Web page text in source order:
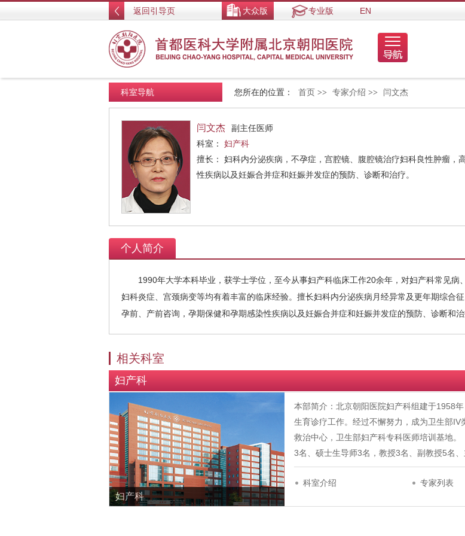
返回引导页 大众版 专业版 EN
您所在的位置： 首页 >> 专家介绍 >> 闫文杰
科室导航
闫文杰
副主任医师
科室： 妇产科
擅长： 妇科内分泌疾病，不孕症，宫腔镜、腹腔镜治疗妇科良性肿瘤，
性疾病以及妊娠合并症和妊娠并发症的预防、诊断和治疗。
个人简介
1990年大学本科毕业，获学士学位，至今从事妇产科临床工作20余年，对妇产科常见病
妇科炎症、宫颈病变等均有着丰富的临床经验。擅长妇科内分泌疾病月经异常及更年期综合
孕前、产前咨询，孕期保健和孕期感染性疾病以及妊娠合并症和妊娠并发症的预防、诊断和
相关科室
妇产科
妇产科
本部简介：北京朝阳医院妇产科组建于1958
生育诊疗工作。经过不懈努力，成为卫生部
救治中心，卫生部妇产科专科医师培训基地
3名、硕士生导师3名，教授3名、副教授5名
科室介绍 专家列表